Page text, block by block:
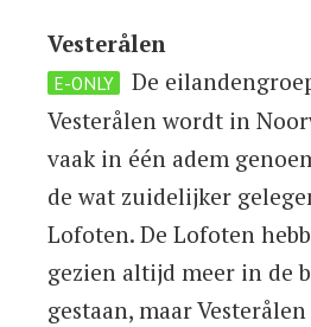
Vesterålen
E-ONLY
De
Vesterålen wordt in
vaak in één adem
de wat zuidelijker
Lofoten. De Lofoten
gezien altijd meer in de
gestaan, maar